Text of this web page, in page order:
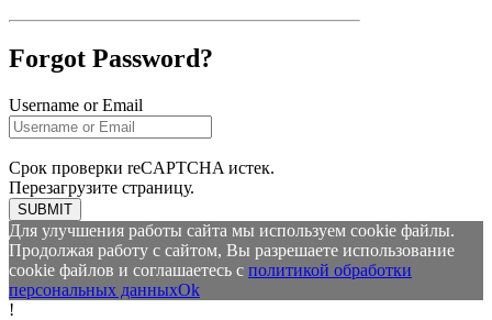
Forgot Password?
Username or Email
Срок проверки reCAPTCHA истек.
Перезагрузите страницу.
SUBMIT
Для улучшения работы сайта мы используем cookie файлы.
Продолжая работу с сайтом, Вы разрешаете использование
cookie файлов и соглашаетесь с политикой обработки
персональных данныхOk
!